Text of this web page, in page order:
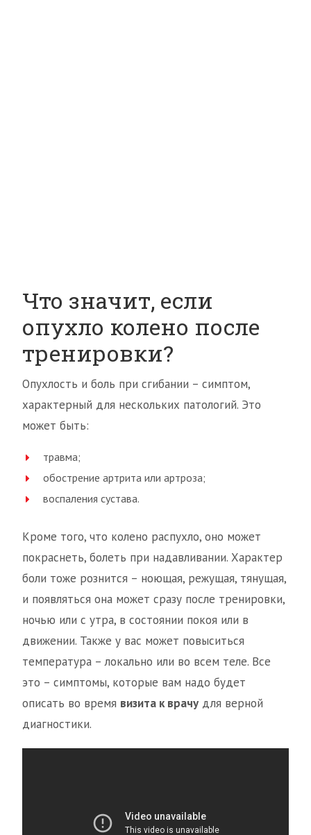
Что значит, если
опухло колено после
тренировки?
Опухлость и боль при сгибании – симптом,
характерный для нескольких патологий. Это
может быть:
травма;
обострение артрита или артроза;
воспаления сустава.
Кроме того, что колено распухло, оно может
покраснеть, болеть при надавливании. Характер
боли тоже рознится – ноющая, режущая, тянущая,
и появляться она может сразу после тренировки,
ночью или с утра, в состоянии покоя или в
движении. Также у вас может повыситься
температура – локально или во всем теле. Все
это – симптомы, которые вам надо будет
описать во время визита к врачу для верной
диагностики.